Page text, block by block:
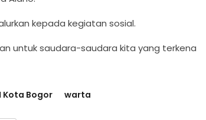
kepada kegiatan sosial.
untuk saudara-saudara kita yang terkena
Kota Bogor warta